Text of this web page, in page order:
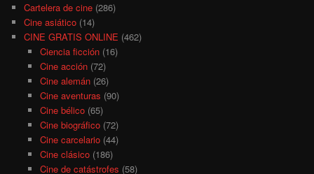
Cartelera de cine (286)
Cine asiático (14)
CINE GRATIS ONLINE (462)
Ciencia ficción(16)
Cine acción(72)
Cine alemán(26)
Cine aventuras (90)
Cine bélico(65)
Cine biográfico(72)
Cine carcelario(44)
Cine clásico(186)
Cine de catástrofes (58)